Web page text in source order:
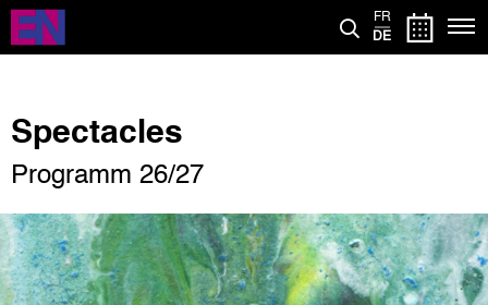
Direkt
zum
Inhalt
FR
DE
Spectacles
Programm 26/27